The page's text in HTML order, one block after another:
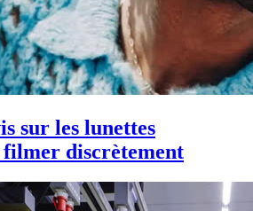
sur les lunettes
discrètement